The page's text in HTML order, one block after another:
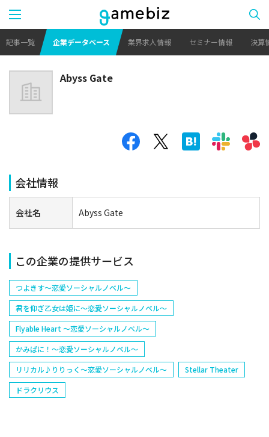
記事一覧 企業データベース 業界求人情報 セミナー情報 決算
Abyss Gate
会社情報
会社名 Abyss Gate
この企業の提供サービス
つよきす〜恋愛ソーシャルノベル〜
君を仰ぎ乙女は姫に〜恋愛ソーシャルノベル〜
Flyable Heart 〜恋愛ソーシャルノベル〜
かみぱに！〜恋愛ソーシャルノベル〜
リリカル♪りりっく〜恋愛ソーシャルノベル〜
Stellar Theater
ドラクリウス